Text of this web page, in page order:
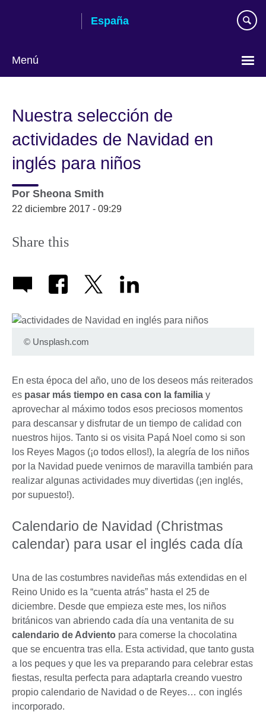
España
Menú
Nuestra selección de
actividades de Navidad en
inglés para niños
Por Sheona Smith
22 diciembre 2017 - 09:29
Share this
© Unsplash.com
En esta época del año, uno de los deseos más reiterados
es pasar más tiempo en casa con la familia y
aprovechar al máximo todos esos preciosos momentos
para descansar y disfrutar de un tiempo de calidad con
nuestros hijos. Tanto si os visita Papá Noel como si son
los Reyes Magos (¡o todos ellos!), la alegría de los niños
por la Navidad puede venirnos de maravilla también para
realizar algunas actividades muy divertidas (¡en inglés,
por supuesto!).
Calendario de Navidad (Christmas
calendar) para usar el inglés cada día
Una de las costumbres navideñas más extendidas en el
Reino Unido es la “cuenta atrás” hasta el 25 de
diciembre. Desde que empieza este mes, los niños
británicos van abriendo cada día una ventanita de su
calendario de Adviento para comerse la chocolatina
que se encuentra tras ella. Esta actividad, que tanto gusta
a los peques y que les va preparando para celebrar estas
fiestas, resulta perfecta para adaptarla creando vuestro
propio calendario de Navidad o de Reyes… con inglés
incorporado.